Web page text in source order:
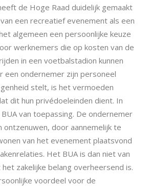
de Hoge Raad duidelijk gemaakt
een recreatief evenement als een
algemeen een persoonlijke keuze
werknemers die op kosten van de
in een voetbalstadion kunnen
een ondernemer zijn personeel
stelt, is het vermoeden
dit hun privédoeleinden dient. In
van toepassing. De ondernemer
ontzenuwen, door aannemelijk te
van het evenement plaatsvond
Het BUA is dan niet van
zakelijke belang overheersend is.
voordeel voor de